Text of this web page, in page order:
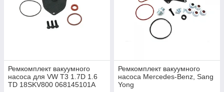
Ремкомплект вакуумного
насоса для VW T3 1.7D 1.6
TD 18SKV800 068145101A
Ремкомплект вакуумного
насоса Mercedes-Benz, Sang
Yong